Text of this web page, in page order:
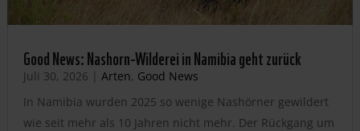
Good News: Nashorn-Wilderei in Namibia geht zurück
Juli 30, 2026 | Arten, Good News
In Namibia wurden 2025 so wenige Nashörner gewildert
wie seit mehr als 10 Jahren nicht mehr. Der Rückgang um